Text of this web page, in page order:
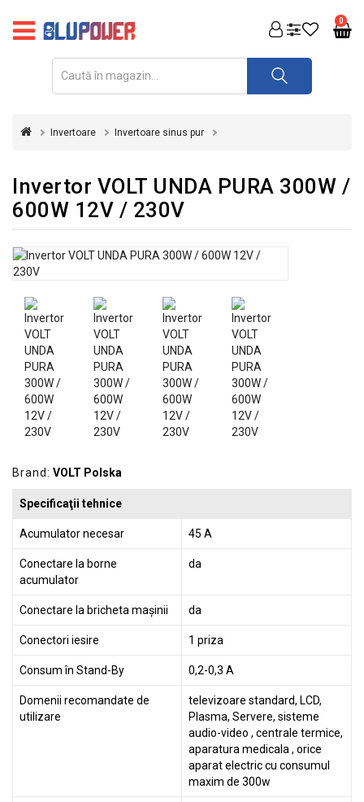
0
FOTOVOLTAICE
REDRESOARE
INVERTOARE
&
STABILIZATOARE
TENSIUNE
CASA
GRADINA
SCULE
ECHIPAMENTE
ELECTRICE
ECHIPAMENTE
PROTECȚIE
KITURI
FOTOVOLTAICE
Invertoare Invertoare sinus pur
Invertor VOLT UNDA PURA 300W /
600W 12V / 230V
Brand: VOLT Polska
Specificaţii tehnice
Acumulator necesar 45 A
Conectare la borne
acumulator
da
Conectare la bricheta mașinii da
Conectori iesire 1 priza
Consum în Stand-By 0,2-0,3 A
Domenii recomandate de
utilizare
televizoare standard, LCD,
Plasma, Servere, sisteme
audio-video , centrale termice,
aparatura medicala , orice
aparat electric cu consumul
maxim de 300w